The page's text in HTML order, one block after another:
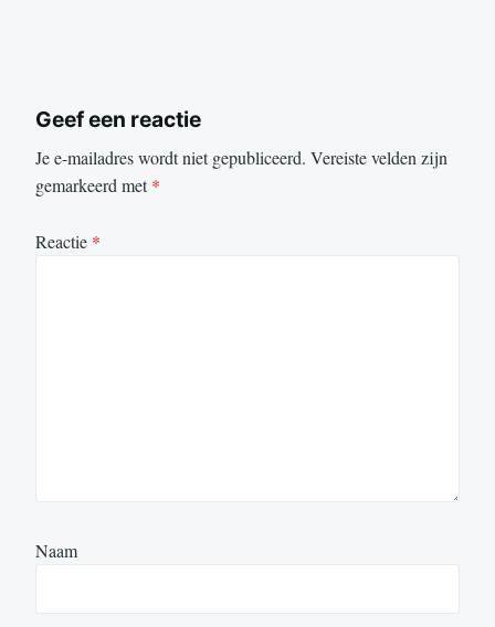
Geef een reactie
Je e-mailadres wordt niet gepubliceerd. Vereiste velden zijn
gemarkeerd met*
Reactie *
Naam